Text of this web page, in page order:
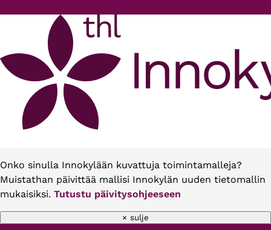
Onko sinulla Innokylään kuvattuja toimintamalleja?
Muistathan päivittää mallisi Innokylän uuden tietomallin
mukaisiksi. Tutustu päivitysohjeeseen
× sulje